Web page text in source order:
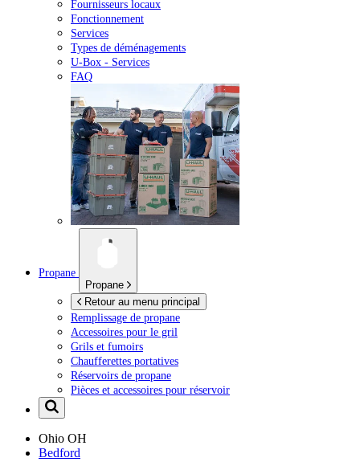
Fournisseurs locaux
Fonctionnement
Services
Types de déménagements
U-Box - Services
FAQ
Propane
Propane
Retour au menu principal
Remplissage de propane
Accessoires pour le gril
Grils et fumoirs
Chaufferettes portatives
Réservoirs de propane
Pièces et accessoires pour réservoir
Ohio OH
Bedford